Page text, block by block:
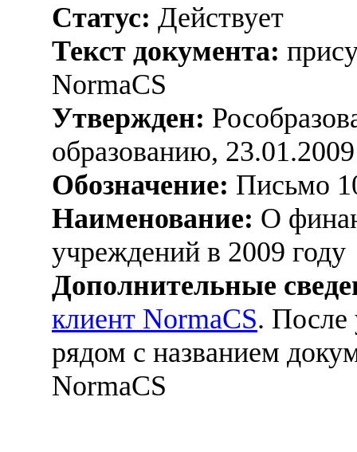
Статус: Действует
Текст документа:
NormaCS
Утвержден:
образованию, 23.01.2009
Обозначение: Письмо
Наименование: О
учреждений в 2009 году
Дополнительные
клиент NormaCS. После
рядом с названием
NormaCS